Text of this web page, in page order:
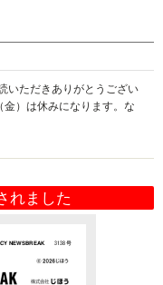
いただきありがとうござい
）は休みになります。な
れました